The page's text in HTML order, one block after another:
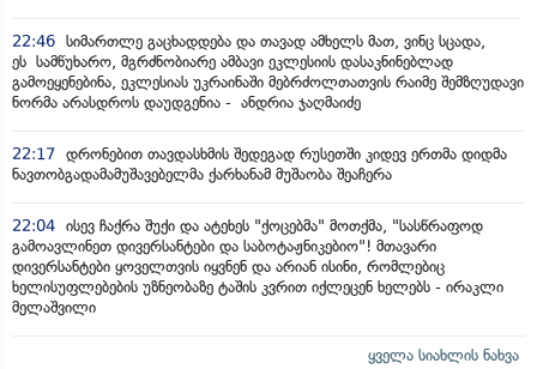
22:46 სიმართლე გაცხადდება და თავად ამხელს მათ, ვინც სცადა,
ეს სამწუხარო, მგრძნობიარე ამბავი ეკლესიის დასაკნინებლად
გამოეყენებინა, ეკლესიას უკრაინაში მებრძოლთათვის რაიმე შემზღუდავი
ნორმა არასდროს დაუდგენია - ანდრია ჯაღმაიძე
22:17 დრონებით თავდასხმის შედეგად რუსეთში კიდევ ერთმა დიდმა
ნავთობგადამამუშავებელმა ქარხანამ მუშაობა შეაჩერა
22:04 ისევ ჩაქრა შუქი და ატეხეს "ქოცებმა" მოთქმა, "სასწრაფოდ
გამოავლინეთ დივერსანტები და საბოტაჟნიკებიო"! მთავარი
დივერსანტები ყოველთვის იყვნენ და არიან ისინი, რომლებიც
ხელისუფლებების უზნეობაზე ტაშის კვრით იქლეცენ ხელებს - ირაკლი
მელაშვილი
ყველა სიახლის ნახვა